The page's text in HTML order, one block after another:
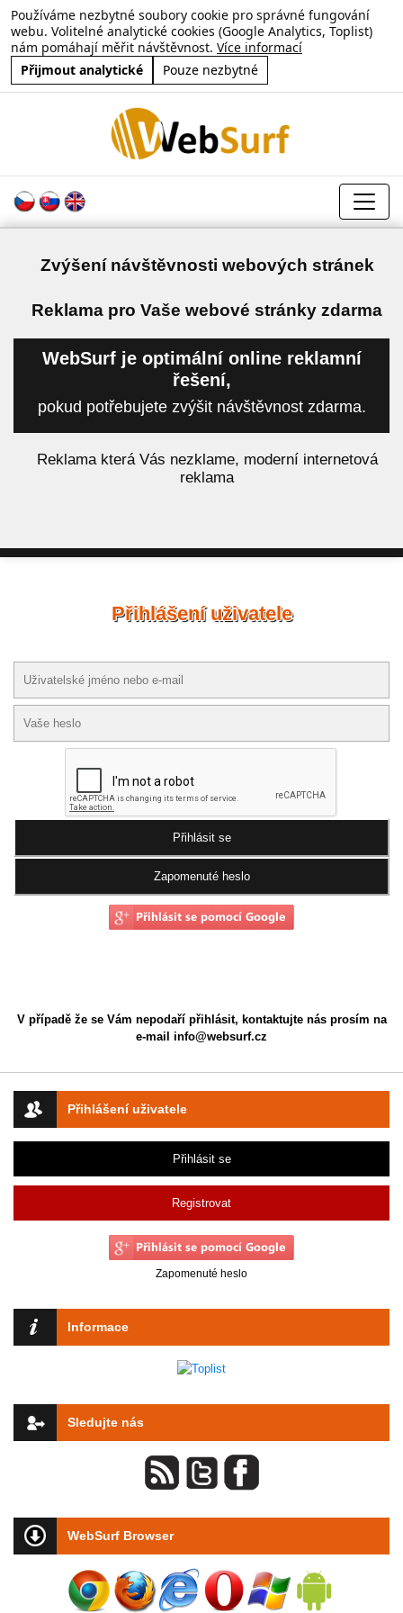
Používáme nezbytné soubory cookie pro správné fungování
webu. Volitelné analytické cookies (Google Analytics, Toplist)
nám pomáhají měřit návštěvnost. Více informací
Přijmout analytické
Pouze nezbytné
Zvýšení návštěvnosti webových stránek
Reklama pro Vaše webové stránky zdarma
WebSurf je optimální online reklamní
řešení,
pokud potřebujete zvýšit návštěvnost zdarma.
Reklama která Vás nezklame, moderní internetová
reklama
Přihlášení uživatele
Přihlásit se
Registrovat
Zapomenuté heslo
Informace
Sledujte nás
WebSurf Browser
Přihlášení uživatele
V případě že se Vám nepodaří přihlásit, kontaktujte nás prosím na
e-mail info@websurf.cz